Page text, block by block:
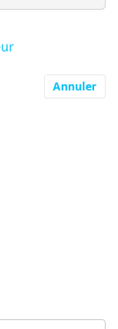
Annuler